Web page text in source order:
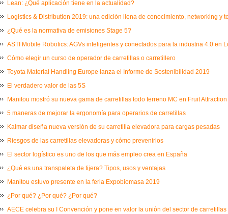
Lean: ¿Qué aplicación tiene en la actualidad?
Logistics & Distribution 2019: una edición llena de conocimiento, networking y
¿Qué es la normativa de emisiones Stage 5?
ASTI Mobile Robotics: AGVs inteligentes y conectados para la industria 4.0 en
Cómo elegir un curso de operador de carretillas o carretillero
Toyota Material Handling Europe lanza el Informe de Sostenibilidad 2019
El verdadero valor de las 5S
Manitou mostró su nueva gama de carretillas todo terreno MC en Fruit Attraction
5 maneras de mejorar la ergonomía para operarios de carretillas
Kalmar diseña nueva versión de su carretilla elevadora para cargas pesadas
Riesgos de las carretillas elevadoras y cómo prevenirlos
El sector logístico es uno de los que más empleo crea en España
¿Qué es una transpaleta de tijera? Tipos, usos y ventajas
Manitou estuvo presente en la feria Expobiomasa 2019
¿Por qué? ¿Por qué? ¿Por qué?
AECE celebra su I Convención y pone en valor la unión del sector de carretillas